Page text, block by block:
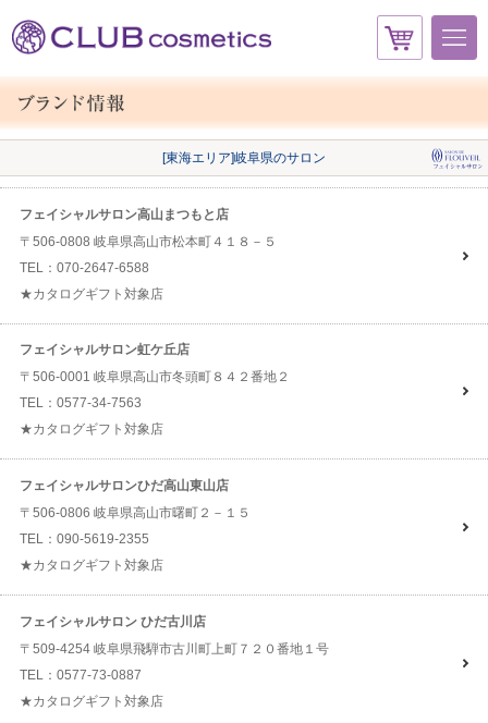
[東海エリア]岐阜県のサロン
フェイシャルサロン高山まつもと店
〒506-0808 岐阜県高山市松本町４１８－５
TEL：070-2647-6588
★カタログギフト対象店
フェイシャルサロン虹ケ丘店
〒506-0001 岐阜県高山市冬頭町８４２番地２
TEL：0577-34-7563
★カタログギフト対象店
フェイシャルサロンひだ高山東山店
〒506-0806 岐阜県高山市曙町２－１５
TEL：090-5619-2355
★カタログギフト対象店
フェイシャルサロン ひだ古川店
〒509-4254 岐阜県飛騨市古川町上町７２０番地１号
TEL：0577-73-0887
★カタログギフト対象店